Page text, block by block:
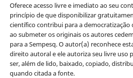
Oferece acesso livre e imediato ao seu
princípio de que disponibilizar
científico contribui para a democratização
ao submeter os originais os autores
para a Sempesq. O autor(a) reconhece
direito autoral e ele autoriza seu livre uso
ser, além de lido, baixado, copiado,
quando citada a fonte.